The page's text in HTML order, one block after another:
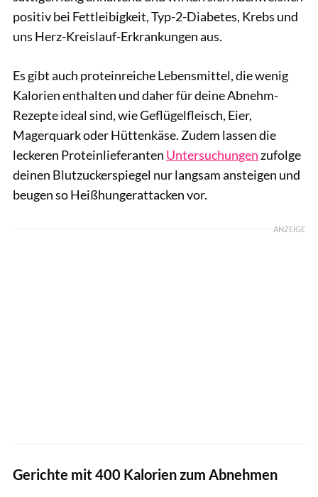
positiv bei Fettleibigkeit, Typ-2-Diabetes, Krebs und
uns Herz-Kreislauf-Erkrankungen aus.
Es gibt auch proteinreiche Lebensmittel, die wenig
Kalorien enthalten und daher für deine Abnehm-
Rezepte ideal sind, wie Geflügelfleisch, Eier,
Magerquark oder Hüttenkäse. Zudem lassen die
leckeren Proteinlieferanten Untersuchungenzufolge
deinen Blutzuckerspiegel nur langsam ansteigen und
beugen so Heißhungerattacken vor.
ANZEIGE
Gerichte mit 400 Kalorien zum Abnehmen